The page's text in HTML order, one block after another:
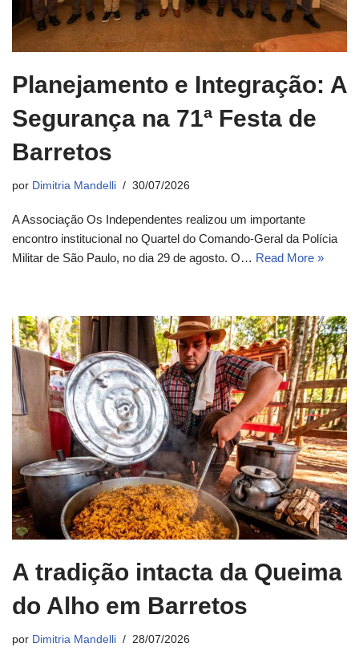
Planejamento e Integração: A
Segurança na 71ª Festa de
Barretos
por Dimitria Mandelli 30/07/2026
A Associação Os Independentes realizou um importante
encontro institucional no Quartel do Comando-Geral da Polícia
Militar de São Paulo, no dia 29 de agosto. O… Read More »
A tradição intacta da Queima
do Alho em Barretos
por Dimitria Mandelli 28/07/2026